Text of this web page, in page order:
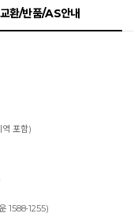
교환/반품/AS안내
역 포함)
1588-1255)